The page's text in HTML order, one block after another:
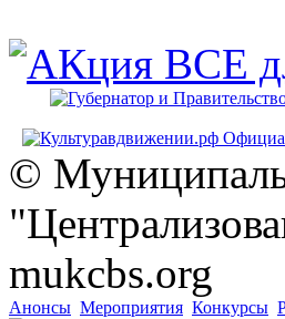
©
mukcbs.org
Анонсы Мероприятия Конкурсы